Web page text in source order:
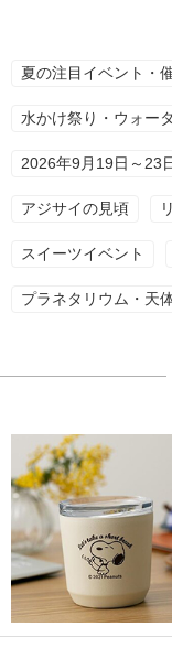
夏の注目イベント・
水かけ祭り・ウォー
2026年9月19日～23
アジサイの見頃
スイーツイベント
プラネタリウム・天